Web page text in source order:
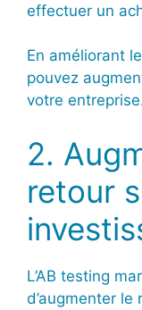
effectuer un
En améliorant
pouvez
votre
2.
retour
L’AB testing
d’augmenter le